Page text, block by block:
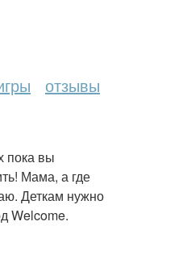
отзывы
пока вы
Мама, а где
Деткам нужно
Welcome.